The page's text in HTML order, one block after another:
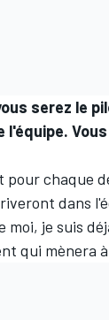
serez le
l'équipe.
chaque
dans
moi, je suis
qui mènera